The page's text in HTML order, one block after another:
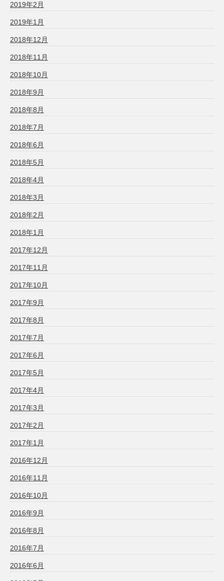
2019年2月
2019年1月
2018年12月
2018年11月
2018年10月
2018年9月
2018年8月
2018年7月
2018年6月
2018年5月
2018年4月
2018年3月
2018年2月
2018年1月
2017年12月
2017年11月
2017年10月
2017年9月
2017年8月
2017年7月
2017年6月
2017年5月
2017年4月
2017年3月
2017年2月
2017年1月
2016年12月
2016年11月
2016年10月
2016年9月
2016年8月
2016年7月
2016年6月